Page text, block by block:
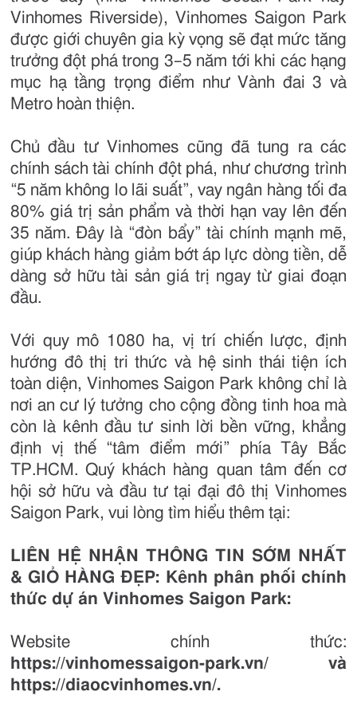
Vinhomes Riverside), Vinhomes Saigon Park
được giới chuyên gia kỳ vọng sẽ đạt mức tăng
trưởng đột phá trong 3–5 năm tới khi các hạng
mục hạ tầng trọng điểm như Vành đai 3 và
Metro hoàn thiện.
Chủ đầu tư Vinhomes cũng đã tung ra các
chính sách tài chính đột phá, như chương trình
“5 năm không lo lãi suất”, vay ngân hàng tối đa
80% giá trị sản phẩm và thời hạn vay lên đến
35 năm. Đây là “đòn bẩy” tài chính mạnh mẽ,
giúp khách hàng giảm bớt áp lực dòng tiền, dễ
dàng sở hữu tài sản giá trị ngay từ giai đoạn
đầu.
Với quy mô 1080 ha, vị trí chiến lược, định
hướng đô thị tri thức và hệ sinh thái tiện ích
toàn diện, Vinhomes Saigon Park không chỉ là
nơi an cư lý tưởng cho cộng đồng tinh hoa mà
còn là kênh đầu tư sinh lời bền vững, khẳng
định vị thế “tâm điểm mới” phía Tây Bắc
TP.HCM. Quý khách hàng quan tâm đến cơ
hội sở hữu và đầu tư tại đại đô thị Vinhomes
Saigon Park, vui lòng tìm hiểu thêm tại:
LIÊN HỆ NHẬN THÔNG TIN SỚM NHẤT
& GIỎ HÀNG ĐẸP: Kênh phân phối chính
thức dự án Vinhomes Saigon Park:
Website chính thức:
https://vinhomessaigon-park.vn/ và
https://diaocvinhomes.vn/.